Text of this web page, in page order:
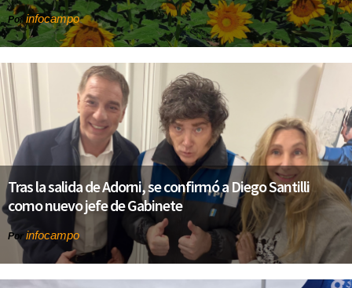
Por infocampo
Tras la salida de Adorni, se confirmó a Diego Santilli
como nuevo jefe de Gabinete
Por infocampo